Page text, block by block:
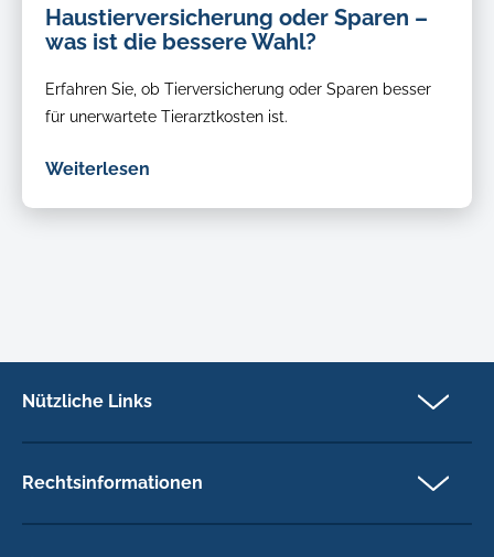
Haustierversicherung oder Sparen –
was ist die bessere Wahl?
Erfahren Sie, ob Tierversicherung oder Sparen besser
für unerwartete Tierarztkosten ist.
Weiterlesen
Nützliche Links
Rechtsinformationen